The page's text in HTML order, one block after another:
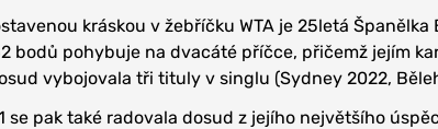
kráskou v žebříčku WTA je 25letá Španělka
bodů pohybuje na dvacáté příčce, přičemž jejím
vybojovala tři tituly v singlu (Sydney 2022,
se pak také radovala dosud z jejího největšího